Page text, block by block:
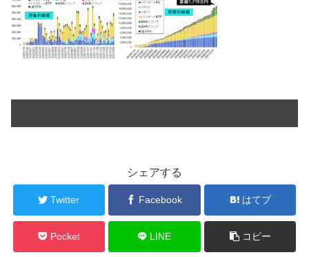
シェアする
Twitter Facebook はてブ
Pocket LINE コピー